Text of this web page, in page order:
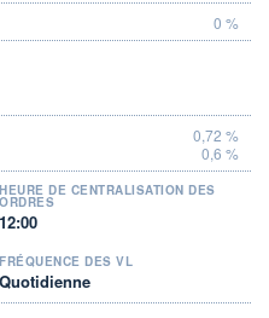
0 %
0,72 %
0,6 %
HEURE DE CENTRALISATION DES
ORDRES
12:00
FRÉQUENCE DES VL
Quotidienne